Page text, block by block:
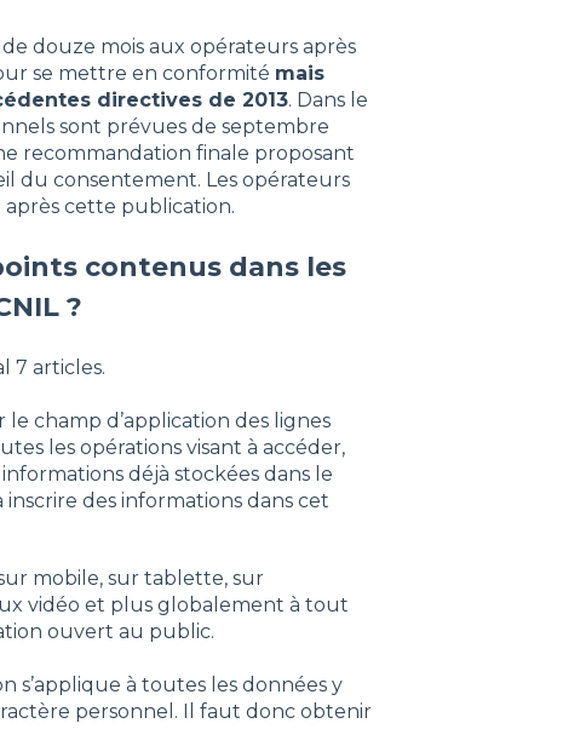
douze mois aux opérateurs après
se mettre en conformité mais
directives de 2013. Dans le
sont prévues de septembre
recommandation finale proposant
du consentement. Les opérateurs
cette publication.
contenus dans les
?
7 articles.
champ d’application des lignes
les opérations visant à accéder,
déjà stockées dans le
des informations dans cet
mobile, sur tablette, sur
vidéo et plus globalement à tout
ouvert au public.
s’applique à toutes les données y
personnel. Il faut donc obtenir